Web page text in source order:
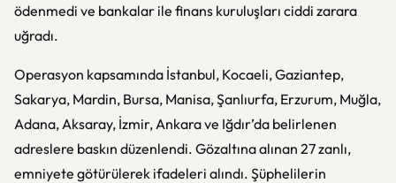
ödenmedi ve bankalar ile finans kuruluşları ciddi zarara
uğradı.
Operasyon kapsamında İstanbul, Kocaeli, Gaziantep,
Sakarya, Mardin, Bursa, Manisa, Şanlıurfa, Erzurum, Muğla,
Adana, Aksaray, İzmir, Ankara ve Iğdır’da belirlenen
adreslere baskın düzenlendi. Gözaltına alınan 27 zanlı,
emniyete götürülerek ifadeleri alındı. Şüphelilerin